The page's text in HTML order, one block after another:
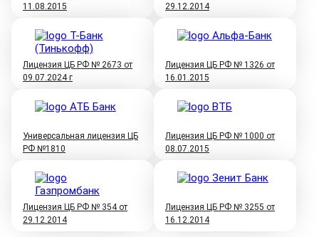
11.08.2015
29.12.2014
Лицензия ЦБ РФ № 2673 от
09.07.2024 г
Лицензия ЦБ РФ № 1326 от
16.01.2015
Универсальная лицензия ЦБ
РФ №1810
Лицензия ЦБ РФ № 1000 от
08.07.2015
Лицензия ЦБ РФ № 354 от
29.12.2014
Лицензия ЦБ РФ № 3255 от
16.12.2014